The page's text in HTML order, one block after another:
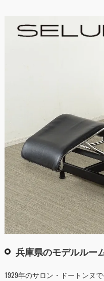
兵庫県のモデルルー
1929年のサロン・ドートンヌ